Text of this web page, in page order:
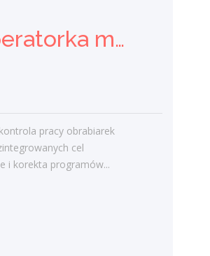
Konsultantów ds. Żywienia w
Rozwijanie sprzedaży
Operator / Operatorka maszyn CNC (K/M)
pracy obrabiarek
cel
i korekta programów...